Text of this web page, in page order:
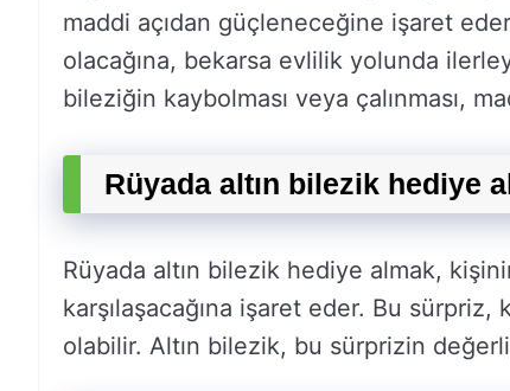
maddi açıdan güçleneceğine işaret
olacağına, bekarsa evlilik yolunda
bileziğin kaybolması veya çalınması,
Rüyada altın bilezik hediye
Rüyada altın bilezik hediye almak,
karşılaşacağına işaret eder. Bu
olabilir. Altın bilezik, bu sürprizin